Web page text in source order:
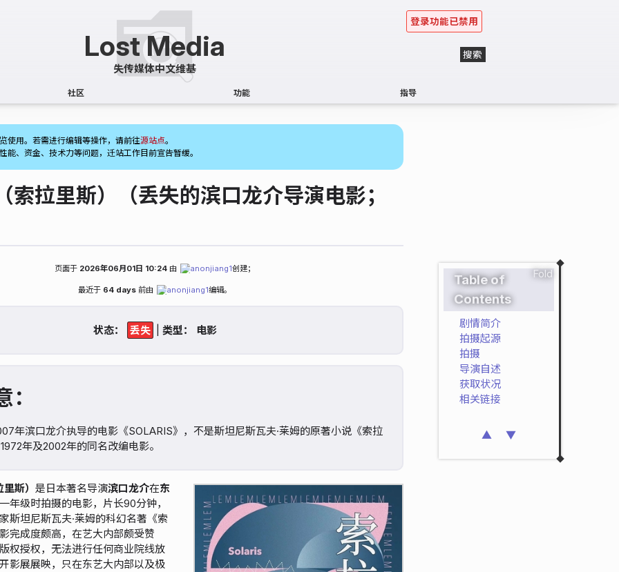
社区 功能 指导
登录功能已禁用
使用。若需进行编辑等操作，请前往源站点。
能、资金、技术力等问题，迁站工作目前宣告暂缓。
索拉里斯）（丢失的滨口龙介导演电影；
Fold
Table of
Contents
剧情简介
拍摄起源
拍摄
导演自述
获取状况
相关链接
▲ ▼
页面于 2026年06月01日 10:24由 anonjiang1创建；
最近于 64 days前由 anonjiang1编辑。
状态： 类型：
：
年滨口龙介执导的电影《SOLARIS》，不是斯坦尼斯瓦夫·莱姆的原著小说《索拉
年及2002年的同名改编电影。
斯） 是日本著名导演滨口龙介在东
年级时拍摄的电影，片长90分钟，
斯坦尼斯瓦夫·莱姆的科幻名著《索
完成度颇高，在艺大内部颇受赞
权授权，无法进行任何商业院线放
影展展映，只在东艺大内部以及极